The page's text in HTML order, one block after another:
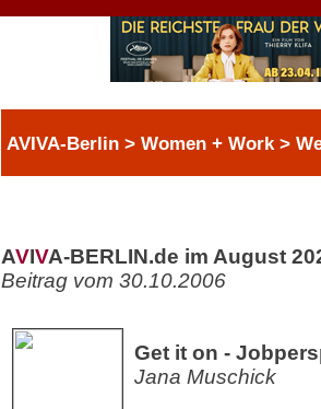
AVIVA-Berlin > Women + Work >
AVIVA-BERLIN.de im August
Beitrag vom 30.10.2006
Get it on -
Jana Muschick